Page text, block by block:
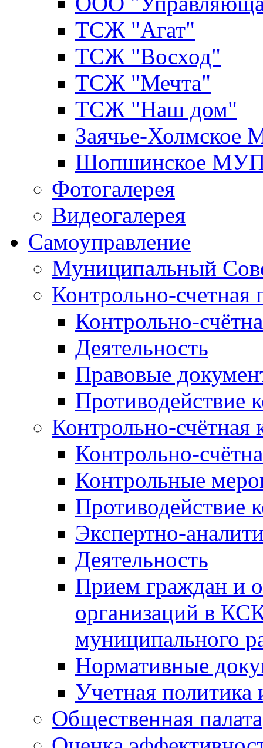
ТСЖ "Агат"
ТСЖ "Восход"
ТСЖ "Мечта"
ТСЖ "Наш дом"
Заячье-
Шопшинское
Фотогалерея
Видеогалерея
Самоуправление
Муниципальный
Контрольно-счетная
Контрольно-
Деятельность
Правовые
Противодействие
Контрольно-счётная
Контрольно-
Контрольные
Противодействие
Экспертно-
Деятельность
Прием граждан и
организаций в
муниципального
Нормативные
Учетная политика
Общественная палата